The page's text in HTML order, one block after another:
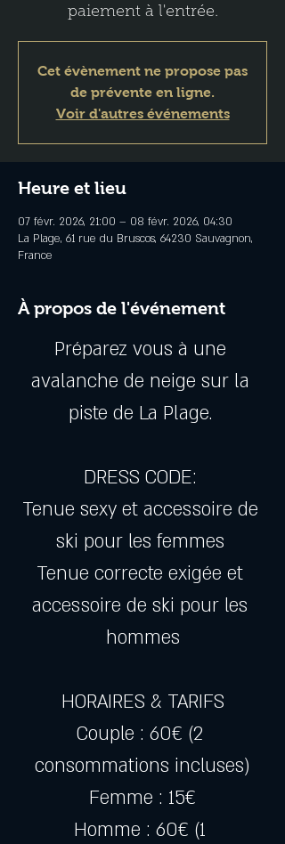
paiement à l'entrée.
Cet évènement ne propose pas
de prévente en ligne.
Voir d'autres événements
Heure et lieu
07 févr. 2026, 21:00 – 08 févr. 2026, 04:30
La Plage, 61 rue du Bruscos, 64230 Sauvagnon,
France
À propos de l'événement
Préparez vous à une
avalanche de neige sur la
piste de La Plage.
DRESS CODE:
Tenue sexy et accessoire de
ski pour les femmes
Tenue correcte exigée et
accessoire de ski pour les
hommes
HORAIRES & TARIFS
Couple : 60€ (2
consommations incluses)
Femme : 15€
Homme : 60€ (1